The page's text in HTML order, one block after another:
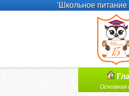
'Школьное питание
Основная